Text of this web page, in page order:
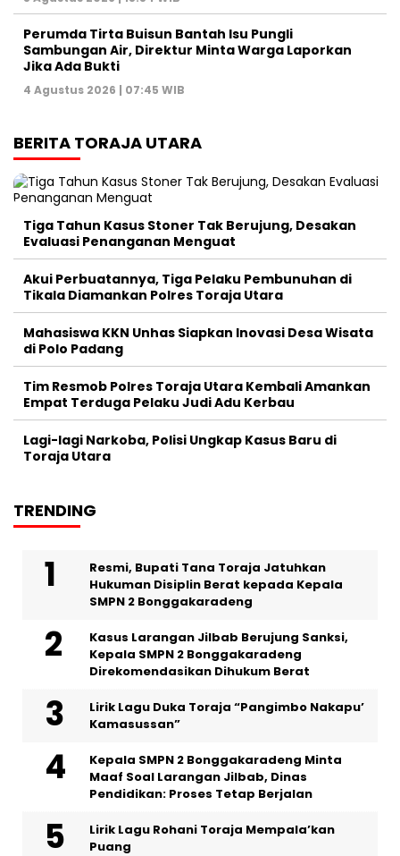
Perumda Tirta Buisun Bantah Isu Pungli
Sambungan Air, Direktur Minta Warga Laporkan
Jika Ada Bukti
4 Agustus 2026 | 07:45 WIB
BERITA TORAJA UTARA
Tiga Tahun Kasus Stoner Tak Berujung, Desakan
Evaluasi Penanganan Menguat
Akui Perbuatannya, Tiga Pelaku Pembunuhan di
Tikala Diamankan Polres Toraja Utara
Mahasiswa KKN Unhas Siapkan Inovasi Desa Wisata
di Polo Padang
Tim Resmob Polres Toraja Utara Kembali Amankan
Empat Terduga Pelaku Judi Adu Kerbau
Lagi-lagi Narkoba, Polisi Ungkap Kasus Baru di
Toraja Utara
TRENDING
Resmi, Bupati Tana Toraja Jatuhkan
Hukuman Disiplin Berat kepada Kepala
SMPN 2 Bonggakaradeng
Kasus Larangan Jilbab Berujung Sanksi,
Kepala SMPN 2 Bonggakaradeng
Direkomendasikan Dihukum Berat
Lirik Lagu Duka Toraja “Pangimbo Nakapu’
Kamasussan”
Kepala SMPN 2 Bonggakaradeng Minta
Maaf Soal Larangan Jilbab, Dinas
Pendidikan: Proses Tetap Berjalan
Lirik Lagu Rohani Toraja Mempala’kan
Puang